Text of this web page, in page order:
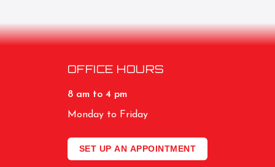
OFFICE HOURS
8 am to 4 pm
Monday to Friday
SET UP AN APPOINTMENT